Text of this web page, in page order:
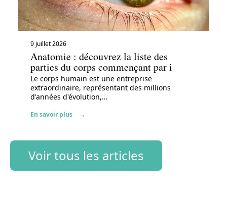
9 juillet 2026
Anatomie : découvrez la liste des
parties du corps commençant par i
Le corps humain est une entreprise
extraordinaire, représentant des millions
d'années d'évolution,…
En savoir plus
Voir tous les articles